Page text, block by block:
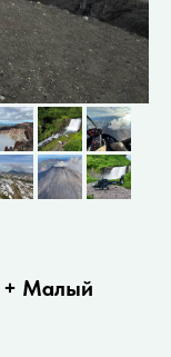
+ Малый